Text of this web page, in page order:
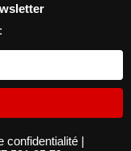
confidentialité |